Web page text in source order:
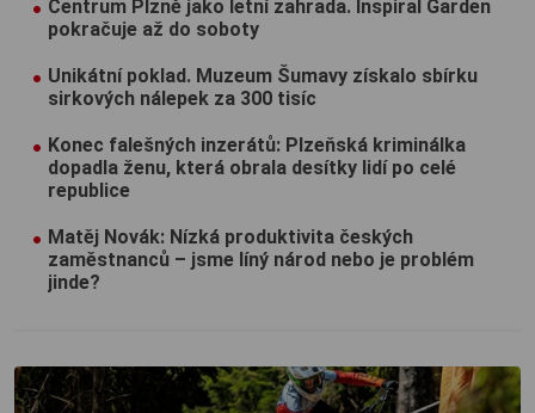
Centrum Plzně jako letní zahrada. Inspiral Garden
pokračuje až do soboty
Unikátní poklad. Muzeum Šumavy získalo sbírku
sirkových nálepek za 300 tisíc
Konec falešných inzerátů: Plzeňská kriminálka
dopadla ženu, která obrala desítky lidí po celé
republice
Matěj Novák: Nízká produktivita českých
zaměstnanců – jsme líný národ nebo je problém
jinde?